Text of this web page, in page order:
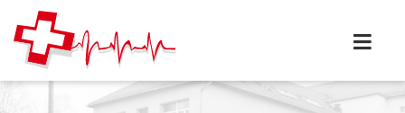
content
Szpital w Ostródzie S.A.
Wysoki poziom usług
medycznych szpital w